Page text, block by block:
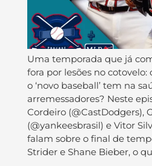
Uma temporada que já
fora por lesões no
o ‘novo baseball’ tem na
arremessadores? Neste
Cordeiro (@CastDodgers),
(@yankeesbrasil) e Vitor
falam sobre o final de
Strider e Shane Bieber, o